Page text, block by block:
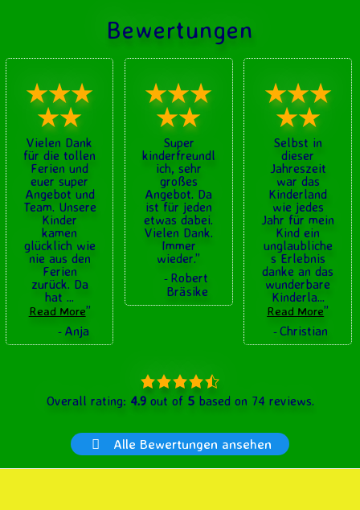
Bewertungen
★★★
★★
Vielen Dank
für die tollen
Ferien und
euer super
Angebot und
Team. Unsere
Kinder
kamen
glücklich wie
nie aus den
Ferien
zurück. Da
hat...
Read More”
- Anja
★★★
★★
Super
kinderfreundl
ich, sehr
großes
Angebot. Da
ist für jeden
etwas dabei.
Vielen Dank.
Immer
wieder.”
- Robert
Bräsike
★★★
★★
Selbst in
dieser
Jahreszeit
war das
Kinderland
wie jedes
Jahr für mein
Kind ein
unglaubliche
s Erlebnis
danke an das
wunderbare
Kinderla...
Read More”
-Christian
4,9 rating based on
Overall rating: 4.9 out of 5based on 74 reviews.
Alle Bewertungen ansehen